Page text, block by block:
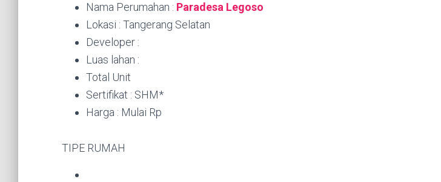
Nama Perumahan : Paradesa Legoso
Lokasi : Tangerang Selatan
Developer :
Luas lahan :
Total Unit
Sertifikat : SHM*
Harga : Mulai Rp
TIPE RUMAH